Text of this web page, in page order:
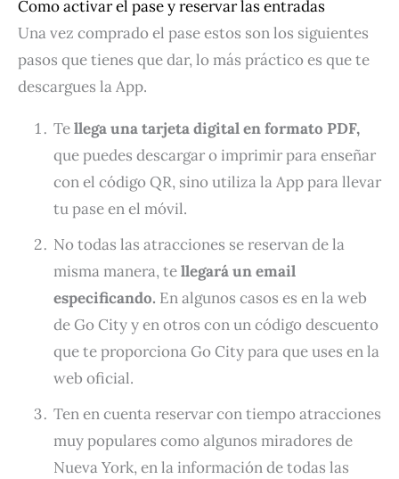
Como activar el pase y reservar las entradas
Una vez comprado el pase estos son los siguientes
pasos que tienes que dar, lo más práctico es que te
descargues la App.
Tellega una tarjeta digital en formato PDF,
que puedes descargar o imprimir para enseñar
con el código QR, sino utiliza la App para llevar
tu pase en el móvil.
No todas las atracciones se reservan de la
misma manera, tellegará un email
especificando. En algunos casos es en la web
de Go City y en otros con un código descuento
que te proporciona Go City para que uses en la
web oficial.
Ten en cuenta reservar con tiempo atracciones
muy populares como algunos miradores de
Nueva York, en la información de todas las